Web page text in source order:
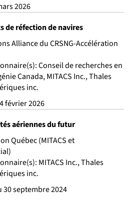
2026
de réfection de navires
Alliance du CRSNG-Accélération
Conseil de recherches en
Canada, MITACS Inc., Thales
inc.
février 2026
aériennes du futur
Québec (MITACS et
MITACS Inc., Thales
inc.
30 septembre 2024